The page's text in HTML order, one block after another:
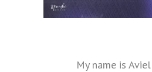
My name is